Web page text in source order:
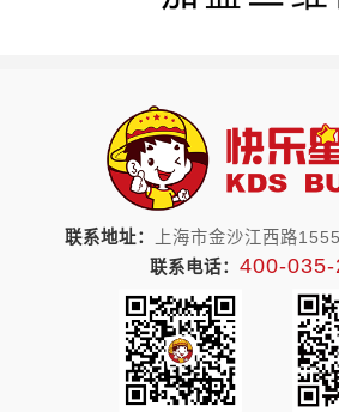
联系地址：
上海市金沙江西路
联系电话： 400-